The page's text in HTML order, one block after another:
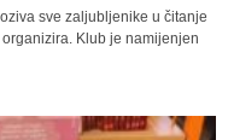
sve zaljubljenike u čitanje
Klub je namijenjen